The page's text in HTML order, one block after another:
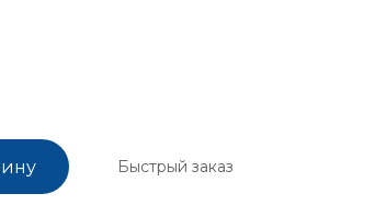
Быстрый заказ